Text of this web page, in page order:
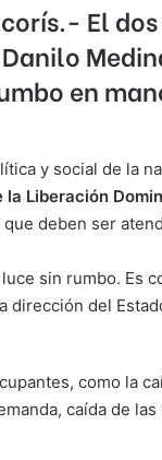
El
en
y social de la
la Liberación
que deben ser
sin rumbo. Es
dirección del
como la
caída de